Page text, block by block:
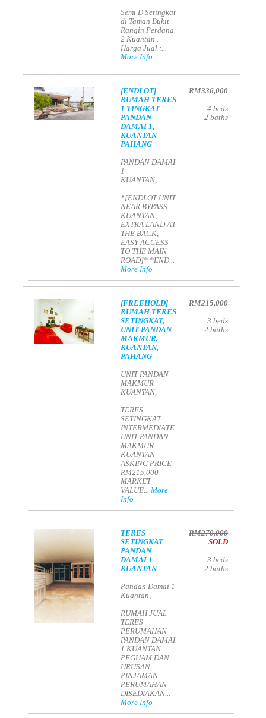
Semi D Setingkat
di Taman Bukit
Rangin Perdana
2 Kuantan .
Harga Jual :...
More Info
[ENDLOT]
RUMAH TERES
1 TINGKAT
PANDAN
DAMAI 1,
KUANTAN
PAHANG
PANDAN DAMAI
1
KUANTAN,
*[ENDLOT UNIT
NEAR BYPASS
KUANTAN,
EXTRA LAND AT
THE BACK,
EASY ACCESS
TO THE MAIN
ROAD]* *END...
More Info
RM336,000
4 beds
2 baths
[FREEHOLD]
RUMAH TERES
SETINGKAT,
UNIT PANDAN
MAKMUR,
KUANTAN,
PAHANG
UNIT PANDAN
MAKMUR
KUANTAN,
TERES
SETINGKAT
INTERMEDIATE
UNIT PANDAN
MAKMUR
KUANTAN
ASKING PRICE
RM215,000
MARKET
VALUE...More
Info
RM215,000
3 beds
2 baths
TERES
SETINGKAT
PANDAN
DAMAI 1
KUANTAN
Pandan Damai 1
Kuantan,
RUMAH JUAL
TERES
PERUMAHAN
PANDAN DAMAI
1 KUANTAN
PEGUAM DAN
URUSAN
PINJAMAN
PERUMAHAN
DISEDIAKAN...
More Info
RM270,000
SOLD
3 beds
2 baths